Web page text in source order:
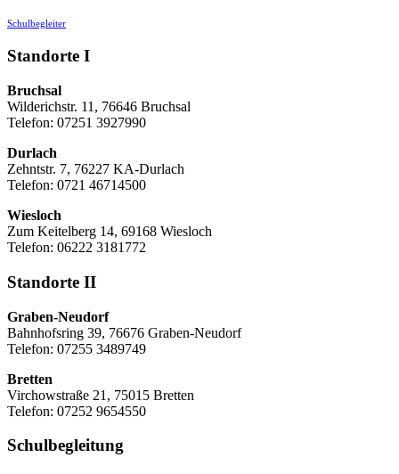
Schulbegleiter
Standorte I
Bruchsal
Wilderichstr. 11, 76646 Bruchsal
Telefon: 07251 3927990
Durlach
Zehntstr. 7, 76227 KA-Durlach
Telefon: 0721 46714500
Wiesloch
Zum Keitelberg 14, 69168 Wiesloch
Telefon: 06222 3181772
Standorte II
Graben-Neudorf
Bahnhofsring 39, 76676 Graben-Neudorf
Telefon: 07255 3489749
Bretten
Virchowstraße 21, 75015 Bretten
Telefon: 07252 9654550
Schulbegleitung